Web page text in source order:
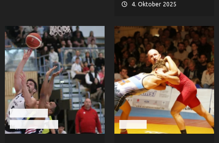
4. Oktober 2025